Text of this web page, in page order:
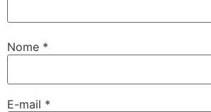
Nome *
E-mail *